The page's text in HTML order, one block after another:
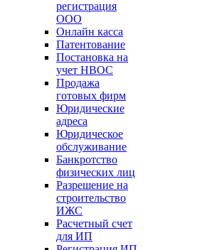
регистрация
ООО
Онлайн касса
Патентование
Постановка на
учет НВОС
Продажа
готовых фирм
Юридические
адреса
Юридическое
обслуживание
Банкротство
физических лиц
Разрешение на
строительство
ИЖС
Расчетный счет
для ИП